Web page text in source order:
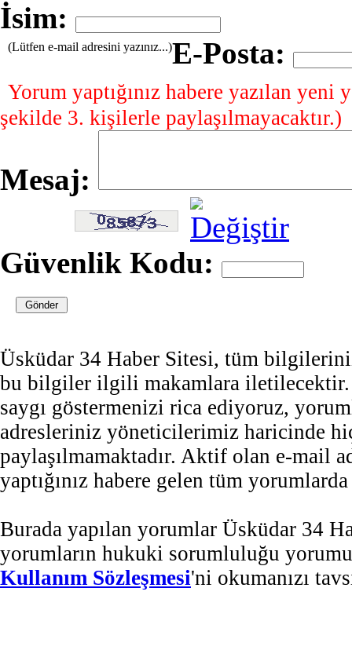
İsim:
E-Posta:
(Lütfen e-mail adresini yazınız...)
Yorum yaptığınız habere yazılan
şekilde 3. kişilerle paylaşılmayacaktır.)
Mesaj:
Güvenlik Kodu:
Üsküdar 34 Haber Sitesi, tüm
bu bilgiler ilgili makamlara iletilecektir.
saygı göstermenizi rica ediyoruz,
adresleriniz yöneticilerimiz haricinde
paylaşılmamaktadır. Aktif olan e-mail
yaptığınız habere gelen tüm
Burada yapılan yorumlar Üsküdar 34
yorumların hukuki sorumluluğu
Kullanım Sözleşmesi'ni okumanızı